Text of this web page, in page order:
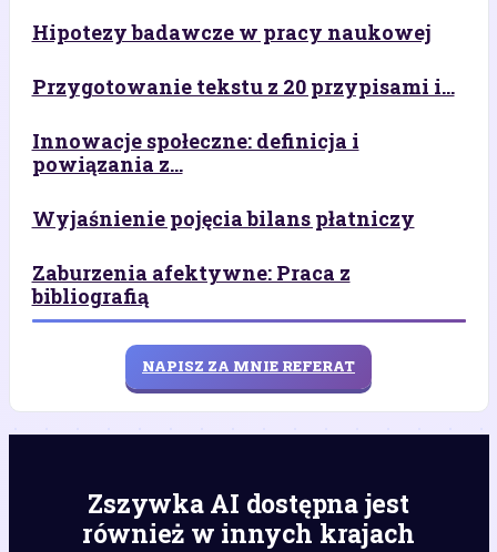
Hipotezy badawcze w pracy naukowej
Przygotowanie tekstu z 20 przypisami i...
Innowacje społeczne: definicja i
powiązania z...
Wyjaśnienie pojęcia bilans płatniczy
Zaburzenia afektywne: Praca z
bibliografią
NAPISZ ZA MNIE REFERAT
Zszywka AI dostępna jest
również w innych krajach